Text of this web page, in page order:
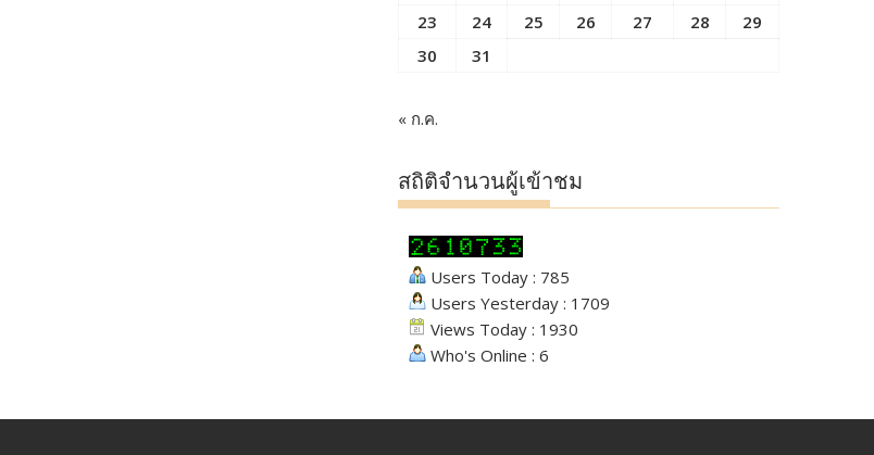
23
24 25 26 27 28
29
30
31
« ก.ค.
สถิติจำนวนผู้เข้าชม
Users Today : 785
Users Yesterday : 1709
Views Today : 1930
Who's Online : 6